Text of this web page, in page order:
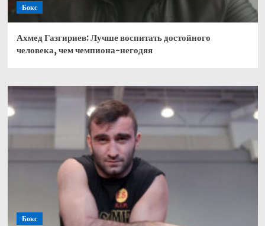
Бокс
Ахмед Газгириев: Лучше воспитать достойного
человека, чем чемпиона-негодяя
Бокс